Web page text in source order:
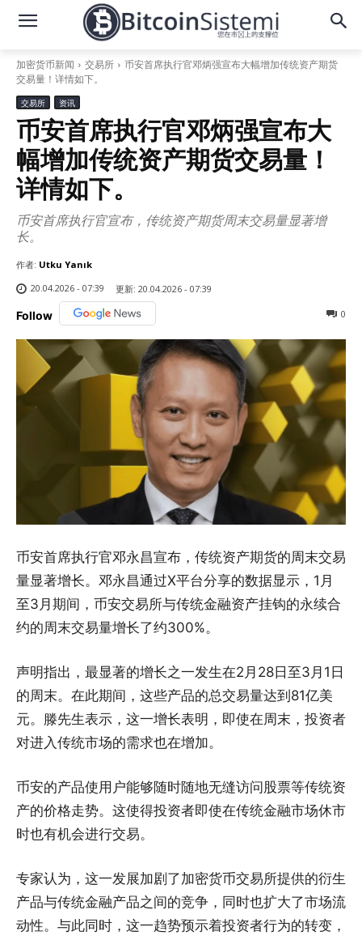
加密货币新闻 交易所
币安首席执行官邓炳强宣布大幅增加传统资产期货
交易量！详情如下。
交易所 资讯
币安首席执行官邓炳强宣布大
幅增加传统资产期货交易量！
详情如下。
币安首席执行官宣布，传统资产期货周末交易量显著增
长。
作者: Utku Yanık
20.04.2026 - 07:39
更新: 20.04.2026 - 07:39
Follow 0
币安首席执行官邓永昌宣布，传统资产期货的周末交易
量显著增长。邓永昌通过X平台分享的数据显示，1月
至3月期间，币安交易所与传统金融资产挂钩的永续合
约的周末交易量增长了约300%。
声明指出，最显著的增长之一发生在2月28日至3月1日
的周末。在此期间，这些产品的总交易量达到81亿美
元。滕先生表示，这一增长表明，即使在周末，投资者
对进入传统市场的需求也在增加。
币安的产品使用户能够随时随地无缝访问股票等传统资
产的价格走势。这使得投资者即使在传统金融市场休市
时也有机会进行交易。
专家认为，这一发展加剧了加密货币交易所提供的衍生
产品与传统金融产品之间的竞争，同时也扩大了市场流
动性。与此同时，这一趋势预示着投资者行为的转变，